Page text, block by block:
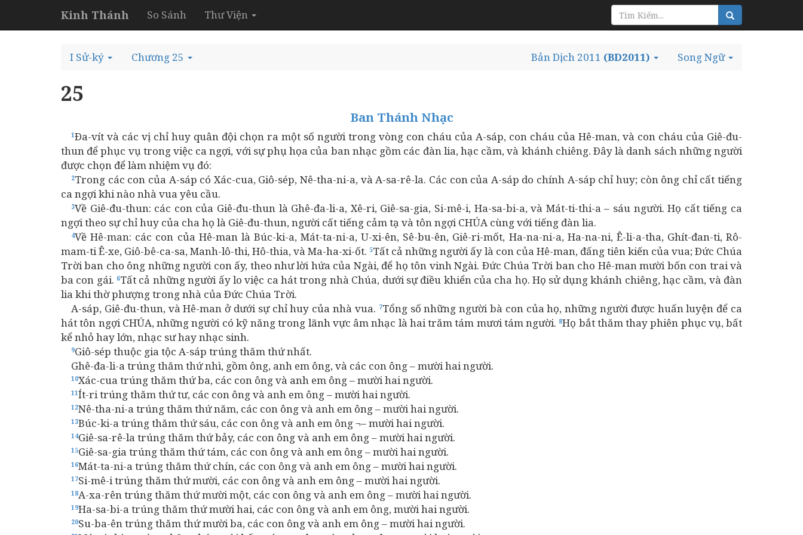
Kinh Thánh So Sánh Thư Viện
I Sử-ký Chương 25 Song Ngữ
Bản Dịch 2011 (BD2011)
25
Ban Thánh Nhạc
1Ða-vít và các vị chỉ huy quân đội chọn ra một số người trong vòng con cháu của A-sáp, con cháu của Hê-man, và con cháu của Giê-đu-
thun để phục vụ trong việc ca ngợi, với sự phụ họa của ban nhạc gồm các đàn lia, hạc cầm, và khánh chiêng. Ðây là danh sách những người
được chọn để làm nhiệm vụ đó:
2Trong các con của A-sáp có Xác-cua, Giô-sép, Nê-tha-ni-a, và A-sa-rê-la. Các con của A-sáp do chính A-sáp chỉ huy; còn ông chỉ cất tiếng
ca ngợi khi nào nhà vua yêu cầu.
3Về Giê-đu-thun: các con của Giê-đu-thun là Ghê-đa-li-a, Xê-ri, Giê-sa-gia, Si-mê-i, Ha-sa-bi-a, và Mát-ti-thi-a – sáu người. Họ cất tiếng ca
ngợi theo sự chỉ huy của cha họ là Giê-đu-thun, người cất tiếng cảm tạ và tôn ngợi CHÚA cùng với tiếng đàn lia.
4Về Hê-man: các con của Hê-man là Búc-ki-a, Mát-ta-ni-a, U-xi-ên, Sê-bu-ên, Giê-ri-mốt, Ha-na-ni-a, Ha-na-ni, Ê-li-a-tha, Ghít-đan-ti, Rô-
mam-ti Ê-xe, Giô-bê-ca-sa, Manh-lô-thi, Hô-thia, và Ma-ha-xi-ốt. 5Tất cả những người ấy là con của Hê-man, đấng tiên kiến của vua; Ðức Chúa
Trời ban cho ông những người con ấy, theo như lời hứa của Ngài, để họ tôn vinh Ngài. Ðức Chúa Trời ban cho Hê-man mười bốn con trai và
ba con gái. 6Tất cả những người ấy lo việc ca hát trong nhà Chúa, dưới sự điều khiển của cha họ. Họ sử dụng khánh chiêng, hạc cầm, và đàn
lia khi thờ phượng trong nhà của Ðức Chúa Trời.
A-sáp, Giê-đu-thun, và Hê-man ở dưới sự chỉ huy của nhà vua. 7Tổng số những người bà con của họ, những người được huấn luyện để ca
hát tôn ngợi CHÚA, những người có kỹ năng trong lãnh vực âm nhạc là hai trăm tám mươi tám người. 8Họ bắt thăm thay phiên phục vụ, bất
kể nhỏ hay lớn, nhạc sư hay nhạc sinh.
9Giô-sép thuộc gia tộc A-sáp trúng thăm thứ nhất.
Ghê-đa-li-a trúng thăm thứ nhì, gồm ông, anh em ông, và các con ông – mười hai người.
10Xác-cua trúng thăm thứ ba, các con ông và anh em ông – mười hai người.
11Ít-ri trúng thăm thứ tư, các con ông và anh em ông – mười hai người.
12Nê-tha-ni-a trúng thăm thứ năm, các con ông và anh em ông – mười hai người.
13Búc-ki-a trúng thăm thứ sáu, các con ông và anh em ông ¬– mười hai người.
14Giê-sa-rê-la trúng thăm thứ bảy, các con ông và anh em ông – mười hai người.
15Giê-sa-gia trúng thăm thứ tám, các con ông và anh em ông – mười hai người.
16Mát-ta-ni-a trúng thăm thứ chín, các con ông và anh em ông – mười hai người.
17Si-mê-i trúng thăm thứ mười, các con ông và anh em ông – mười hai người.
18A-xa-rên trúng thăm thứ mười một, các con ông và anh em ông – mười hai người.
19Ha-sa-bi-a trúng thăm thứ mười hai, các con ông và anh em ông, mười hai người.
20Su-ba-ên trúng thăm thứ mười ba, các con ông và anh em ông – mười hai người.